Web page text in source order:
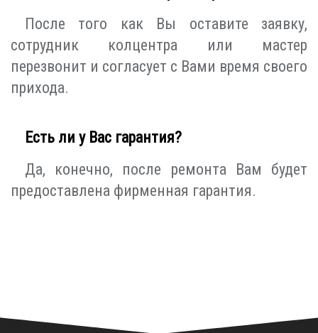
После того как Вы оставите заявку,
сотрудник колцентра или мастер
перезвонит и согласует с Вами время своего
прихода.
Есть ли у Вас гарантия?
Да, конечно, после ремонта Вам будет
предоставлена фирменная гарантия.